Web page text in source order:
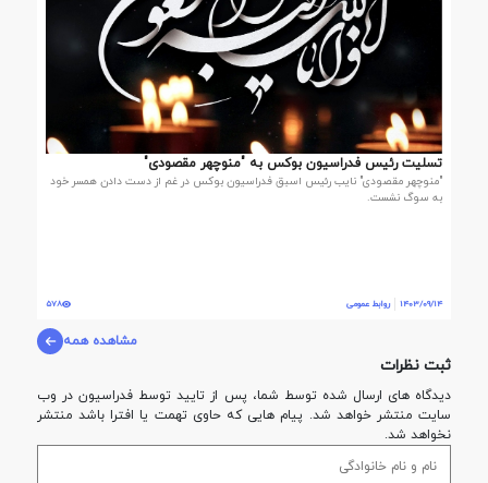
تسلیت رئیس فدراسیون بوکس به "منوچهر مقصودی"
️"منوچهر مقصودی" نایب رئیس اسبق فدراسیون بوکس در غم از دست دادن همسر خود
به سوگ نشست.
1403/09/14 روابط عمومی 578
مشاهده همه
ثبت نظرات
دیدگاه های ارسال شده توسط شما، پس از تایید توسط فدراسيون در وب
سایت منتشر خواهد شد. پیام هایی که حاوی تهمت یا افترا باشد منتشر
نخواهد شد.